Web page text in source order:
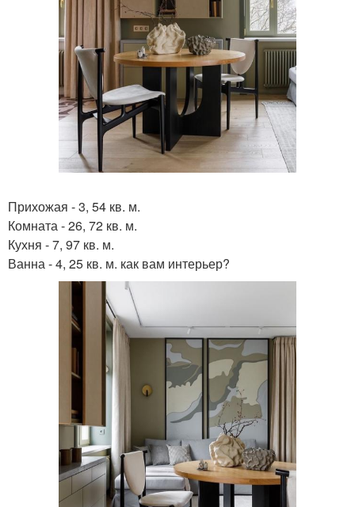
Прихожая - 3, 54 кв. м.
Комната - 26, 72 кв. м.
Кухня - 7, 97 кв. м.
Ванна - 4, 25 кв. м. как вам интерьер?